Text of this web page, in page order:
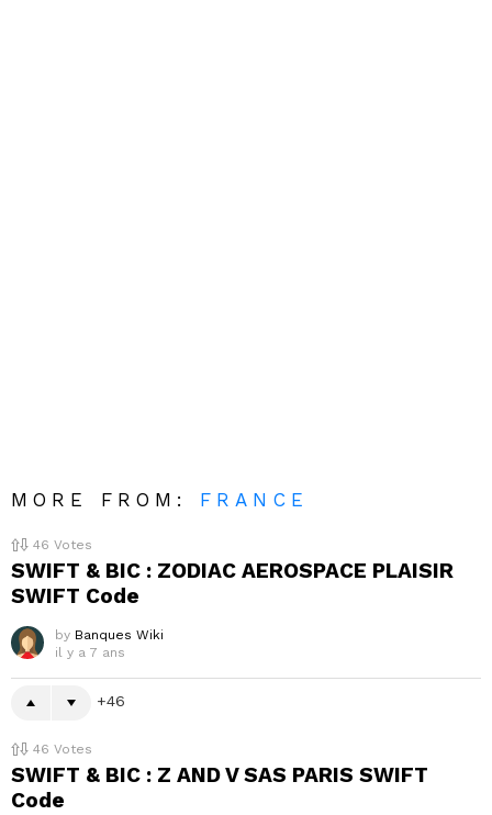
MORE FROM: FRANCE
46 Votes
SWIFT & BIC : ZODIAC AEROSPACE PLAISIR
SWIFT Code
by Banques Wiki
il y a 7 ans
46
46 Votes
SWIFT & BIC : Z AND V SAS PARIS SWIFT
Code